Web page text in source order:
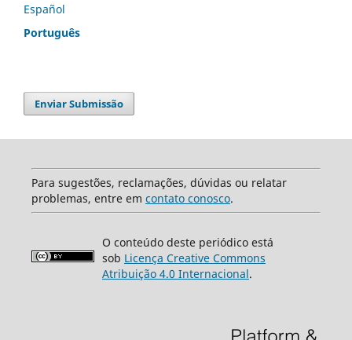
Español
Português
Enviar Submissão
Para sugestões, reclamações, dúvidas ou relatar
problemas, entre em contato conosco.
O conteúdo deste periódico está
sob Licença Creative Commons
Atribuição 4.0 Internacional.